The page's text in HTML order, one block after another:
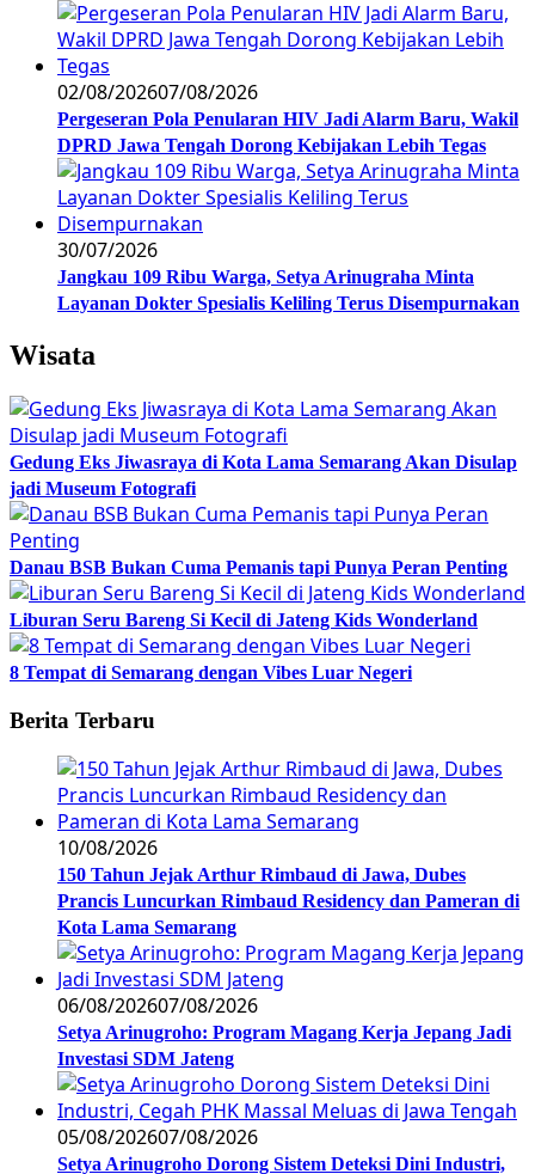
02/08/202607/08/2026
Pergeseran Pola Penularan HIV Jadi Alarm Baru, Wakil
DPRD Jawa Tengah Dorong Kebijakan Lebih Tegas
30/07/2026
Jangkau 109 Ribu Warga, Setya Arinugraha Minta
Layanan Dokter Spesialis Keliling Terus Disempurnakan
Wisata
Gedung Eks Jiwasraya di Kota Lama Semarang Akan Disulap
jadi Museum Fotografi
Danau BSB Bukan Cuma Pemanis tapi Punya Peran Penting
Liburan Seru Bareng Si Kecil di Jateng Kids Wonderland
8 Tempat di Semarang dengan Vibes Luar Negeri
Berita Terbaru
10/08/2026
150 Tahun Jejak Arthur Rimbaud di Jawa, Dubes
Prancis Luncurkan Rimbaud Residency dan Pameran di
Kota Lama Semarang
06/08/202607/08/2026
Setya Arinugroho: Program Magang Kerja Jepang Jadi
Investasi SDM Jateng
05/08/202607/08/2026
Setya Arinugroho Dorong Sistem Deteksi Dini Industri,